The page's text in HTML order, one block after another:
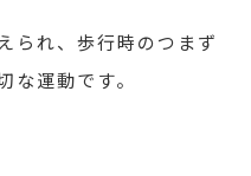
られ、歩行時のつまず
な運動です。